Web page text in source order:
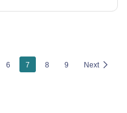
6 7 8 9 Next